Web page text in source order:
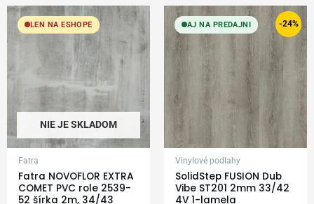
LEN NA ESHOPE
NIE JE SKLADOM
Fatra
Fatra NOVOFLOR EXTRA
COMET PVC role 2539-
52 šírka 2m, 34/43
-24%
AJ NA PREDAJNI
Vinylové podlahy
SolidStep FUSION Dub
Vibe ST201 2mm 33/42
4V 1-lamela
Original
price
was:
24,99 €.
Current
price
is:
18,99 €.